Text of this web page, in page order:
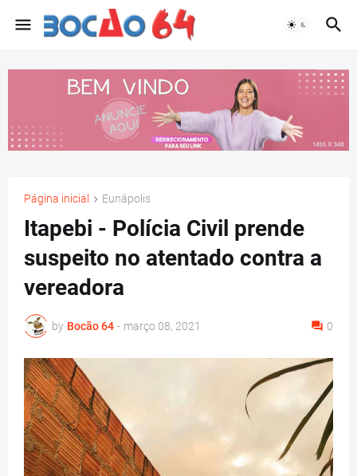
Página inicial Eunápolis
Itapebi - Polícia Civil prende
suspeito no atentado contra a
vereadora
by Bocão 64 - março 08, 2021 0